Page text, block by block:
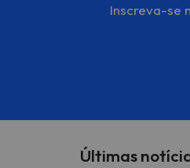
Inscreva-se
Últimas